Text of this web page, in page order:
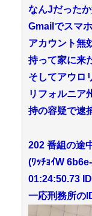
なんJだった
Gmailでスマ
アカウント無
持って家に来
そしてアウロ
リフォルニア
持の容疑で逮
202 番組の途
(ﾜｯﾁｮｲW
01:24:50.73
一応刑務所の